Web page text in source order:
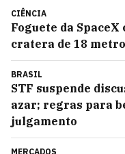
CIÊNCIA
Foguete da
cratera de 18
BRASIL
STF suspende
azar; regras para
julgamento
MERCADOS